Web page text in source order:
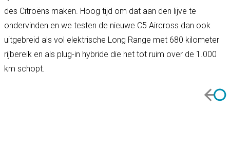
des Citroëns maken. Hoog tijd om dat aan den lijve te
ondervinden en we testen de nieuwe C5 Aircross dan ook
uitgebreid als vol elektrische Long Range met 680 kilometer
rijbereik en als plug-in hybride die het tot ruim over de 1.000
km schopt.